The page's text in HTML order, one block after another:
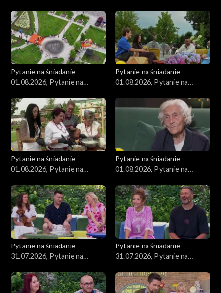
Pytanie na śniadanie
01.08.2026, Pytanie na
Pytanie na śniadanie
01.08.2026, Pytanie na
Pytanie na śniadanie
01.08.2026, Pytanie na
Pytanie na śniadanie
01.08.2026, Pytanie na
Pytanie na śniadanie
31.07.2026, Pytanie na
Pytanie na śniadanie
31.07.2026, Pytanie na